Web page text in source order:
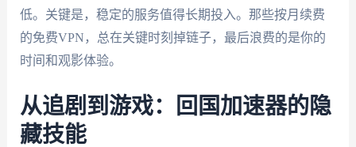
低。关键是，稳定的服务值得长期投入。那些按月续费
的免费VPN，总在关键时刻掉链子，最后浪费的是你的
时间和观影体验。
从追剧到游戏：回国加速器的隐
藏技能